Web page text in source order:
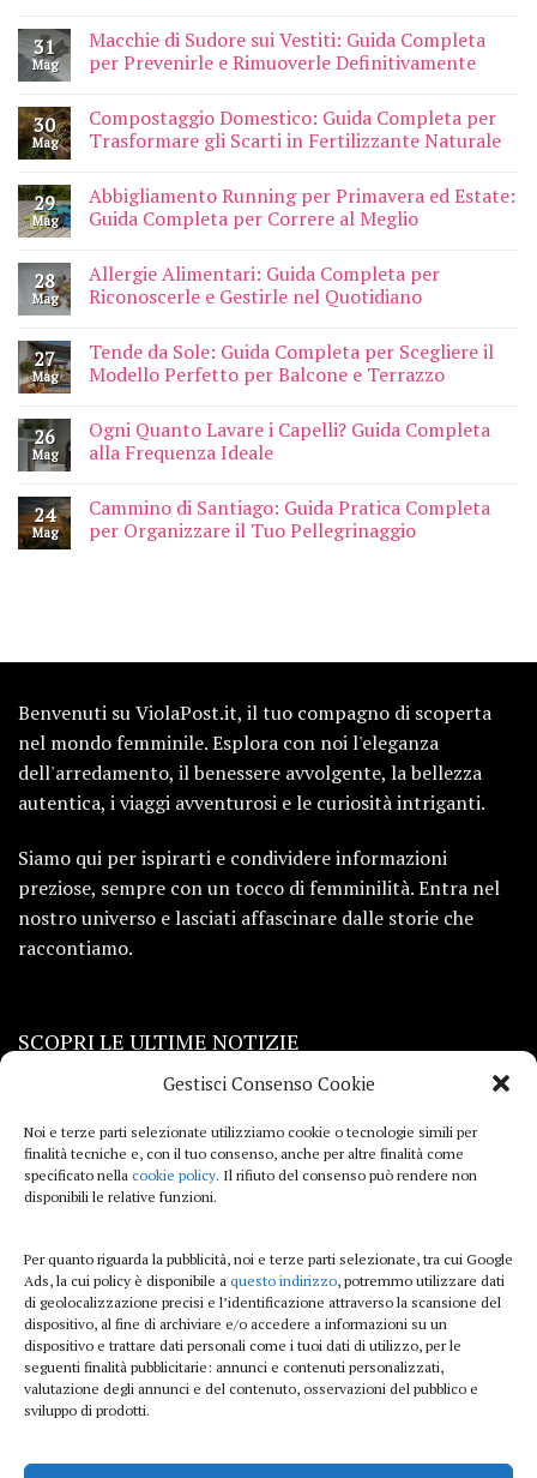
Gestisci Consenso Cookie
Noi e terze parti selezionate utilizziamo cookie o tecnologie simili per
finalità tecniche e, con il tuo consenso, anche per altre finalità come
specificato nella cookie policy. Il rifiuto del consenso può rendere non
disponibili le relative funzioni.
Per quanto riguarda la pubblicità, noi e terze parti selezionate, tra cui Google
Ads, la cui policy è disponibile a questo indirizzo, potremmo utilizzare dati
di geolocalizzazione precisi e l’identificazione attraverso la scansione del
dispositivo, al fine di archiviare e/o accedere a informazioni su un
dispositivo e trattare dati personali come i tuoi dati di utilizzo, per le
seguenti finalità pubblicitarie: annunci e contenuti personalizzati,
valutazione degli annunci e del contenuto, osservazioni del pubblico e
sviluppo di prodotti.
31
Mag
Macchie di Sudore sui Vestiti: Guida Completa
per Prevenirle e Rimuoverle Definitivamente
30
Mag
Compostaggio Domestico: Guida Completa per
Trasformare gli Scarti in Fertilizzante Naturale
29
Mag
Abbigliamento Running per Primavera ed Estate:
Guida Completa per Correre al Meglio
28
Mag
Allergie Alimentari: Guida Completa per
Riconoscerle e Gestirle nel Quotidiano
27
Mag
Tende da Sole: Guida Completa per Scegliere il
Modello Perfetto per Balcone e Terrazzo
26
Mag
Ogni Quanto Lavare i Capelli? Guida Completa
alla Frequenza Ideale
24
Mag
Cammino di Santiago: Guida Pratica Completa
per Organizzare il Tuo Pellegrinaggio
Benvenuti su ViolaPost.it, il tuo compagno di scoperta
nel mondo femminile. Esplora con noi l'eleganza
dell'arredamento, il benessere avvolgente, la bellezza
autentica, i viaggi avventurosi e le curiosità intriganti.
Siamo qui per ispirarti e condividere informazioni
preziose, sempre con un tocco di femminilità. Entra nel
nostro universo e lasciati affascinare dalle storie che
raccontiamo.
SCOPRI LE ULTIME NOTIZIE
Viaggi
Beauty e benessere
Curiosità
Lifestyle
Sport
iTech